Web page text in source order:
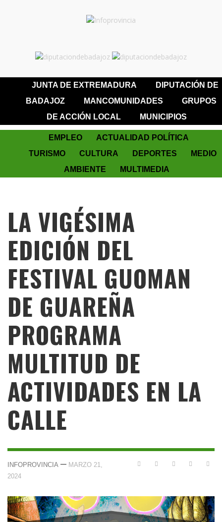
JUNTA DE EXTREMADURA
DIPUTACIÓN DE
BADAJOZ
MANCOMUNIDADES
GRUPOS
DE ACCIÓN LOCAL
MUNICIPIOS
EMPLEO
ACTUALIDAD POLÍTICA
TURISMO
CULTURA DEPORTES
MEDIO
AMBIENTE
MULTIMEDIA
LA VIGÉSIMA
EDICIÓN DEL
FESTIVAL GUOMAN
DE GUAREÑA
PROGRAMA
MULTITUD DE
ACTIVIDADES EN LA
CALLE
INFOPROVINCIA — MARZO 21,
2024